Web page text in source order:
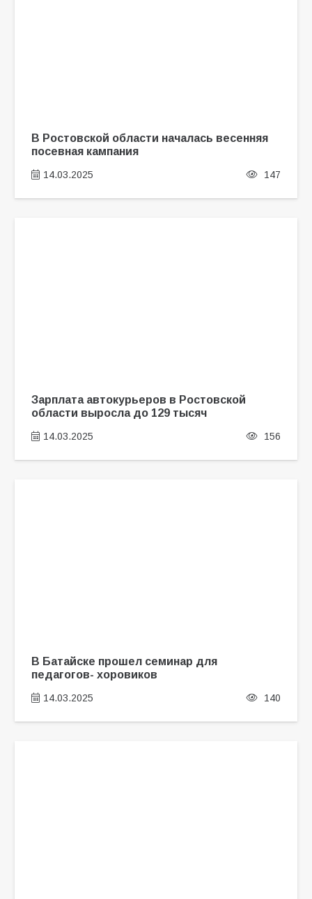
В Ростовской области началась весенняя
посевная кампания
14.03.2025 147
Зарплата автокурьеров в Ростовской
области выросла до 129 тысяч
14.03.2025 156
В Батайске прошел семинар для
педагогов- хоровиков
14.03.2025 140